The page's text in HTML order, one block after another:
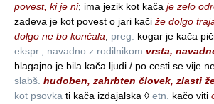
povest, ki je ni; ima jezik kot kača je zelo
zadeva je kot povest o jari kači že dolgo
dolgo ne bo končala; preg. kogar je kača
ekspr., navadno z rodilnikom vrsta,
blagajno je bila kača ljudi / po cesti se vije
slabš. hudoben, zahrbten človek, zlasti
kot psovka ti kača izdajalska ◊ etn. kačo viti